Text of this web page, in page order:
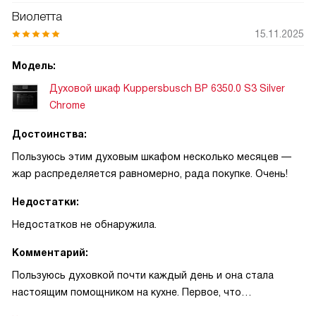
Виолетта
15.11.2025
Модель:
Духовой шкаф Kuppersbusch BP 6350.0 S3 Silver
Chrome
Достоинства:
Пользуюсь этим духовым шкафом несколько месяцев —
жар распределяется равномерно, рада покупке. Очень!
Недостатки:
Недостатков не обнаружила.
Комментарий:
Пользуюсь духовкой почти каждый день и она стала
настоящим помощником на кухне. Первое, что